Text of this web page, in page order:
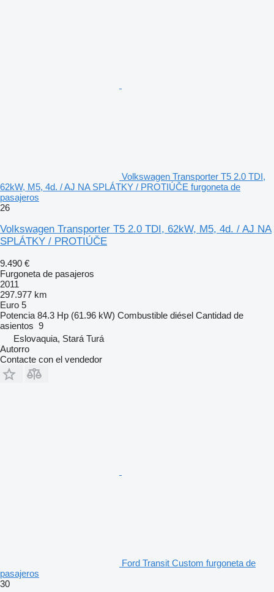
Volkswagen Transporter T5 2.0 TDI,
62kW, M5, 4d. / AJ NA SPLÁTKY / PROTIÚČE furgoneta de
pasajeros
26
Volkswagen Transporter T5 2.0 TDI, 62kW, M5, 4d. / AJ NA
SPLÁTKY / PROTIÚČE
9.490 €
Furgoneta de pasajeros
2011
297.977 km
Euro 5
Potencia 84.3 Hp (61.96 kW) Combustible diésel Cantidad de
asientos 9
Eslovaquia, Stará Turá
Autorro
Contacte con el vendedor
Ford Transit Custom furgoneta de
pasajeros
30